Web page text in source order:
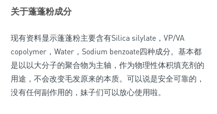
关于蓬蓬粉成分
现有资料显示蓬蓬粉主要含有Silica silylate，VP/VA
copolymer，Water，Sodium benzoate四种成分。基本都
是以以大分子的聚合物为主轴，作为物理性体积填充剂的
用途，不会改变毛发原来的本质。可以说是安全可靠的，
没有任何副作用的，妹子们可以放心使用啦。